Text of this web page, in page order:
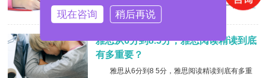
决问题的技巧呢？下面就和培顿 教育小编一起【 查
看详情 】
雅思从6分到8.5分，雅思阅读精读到底
有多重要？
雅思从6分到8 5分，雅思阅读精读到底有多重
现在咨询 稍后再说